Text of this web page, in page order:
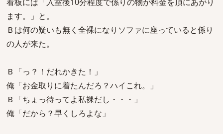
ます。」と。
Ｂは何の疑いも無く全裸になりソファに座っていると係り
の人が来た。
Ｂ「っ？！だれかきた！」
俺「お金取りに着たんだろ？ハイこれ。」
Ｂ「ちょっ待ってよ私裸だし・・・」
俺「だから？早くしろよな」